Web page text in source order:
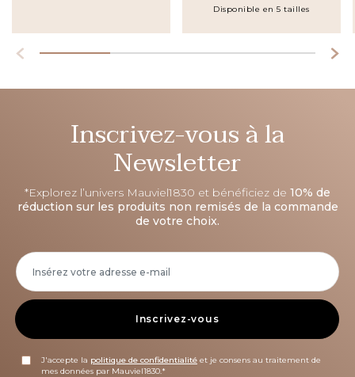
Disponible en 5 tailles
Inscrivez-vous à la
Newsletter
*Explorez l’univers Mauviel1830 et bénéficiez de 10% de
réduction sur les produits non remisés de la commande
de votre choix.
Inscrivez-vous
J'accepte la politique de confidentialité et je consens au traitement de
mes données par Mauviel1830.*